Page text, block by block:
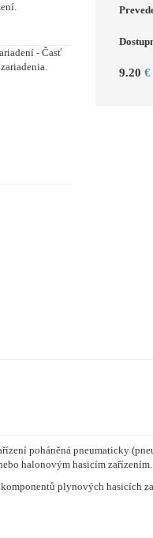
- Časť
9.20 €
poháněná pneumaticky
halonovým hasicím zařízením.
plynových hasicích